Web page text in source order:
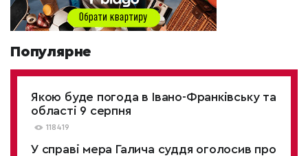
Популярне
Якою буде погода в Івано-Франківську та
області 9 серпня
118419
У справі мера Галича суддя оголосив про